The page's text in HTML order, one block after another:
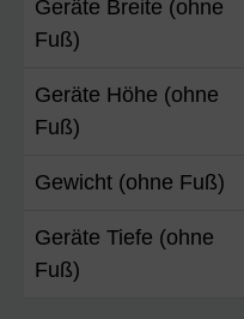
Geräte Breite (ohne
Fuß)
Geräte Höhe (ohne
Fuß)
Gewicht (ohne Fuß)
Geräte Tiefe (ohne
Fuß)